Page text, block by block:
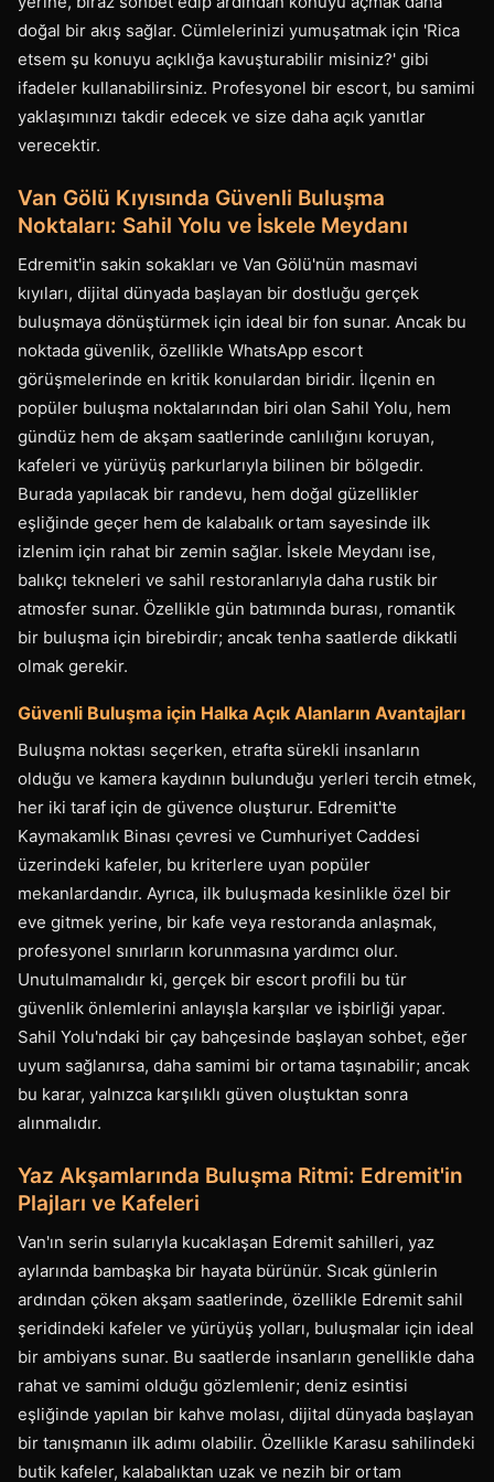
doğal bir akış sağlar. Cümlelerinizi yumuşatmak için 'Rica
etsem şu konuyu açıklığa kavuşturabilir misiniz?' gibi
ifadeler kullanabilirsiniz. Profesyonel bir escort, bu samimi
yaklaşımınızı takdir edecek ve size daha açık yanıtlar
verecektir.
Van Gölü Kıyısında Güvenli Buluşma
Noktaları: Sahil Yolu ve İskele Meydanı
Edremit'in sakin sokakları ve Van Gölü'nün masmavi
kıyıları, dijital dünyada başlayan bir dostluğu gerçek
buluşmaya dönüştürmek için ideal bir fon sunar. Ancak bu
noktada güvenlik, özellikle WhatsApp escort
görüşmelerinde en kritik konulardan biridir. İlçenin en
popüler buluşma noktalarından biri olan Sahil Yolu, hem
gündüz hem de akşam saatlerinde canlılığını koruyan,
kafeleri ve yürüyüş parkurlarıyla bilinen bir bölgedir.
Burada yapılacak bir randevu, hem doğal güzellikler
eşliğinde geçer hem de kalabalık ortam sayesinde ilk
izlenim için rahat bir zemin sağlar. İskele Meydanı ise,
balıkçı tekneleri ve sahil restoranlarıyla daha rustik bir
atmosfer sunar. Özellikle gün batımında burası, romantik
bir buluşma için birebirdir; ancak tenha saatlerde dikkatli
olmak gerekir.
Güvenli Buluşma için Halka Açık Alanların Avantajları
Buluşma noktası seçerken, etrafta sürekli insanların
olduğu ve kamera kaydının bulunduğu yerleri tercih etmek,
her iki taraf için de güvence oluşturur. Edremit'te
Kaymakamlık Binası çevresi ve Cumhuriyet Caddesi
üzerindeki kafeler, bu kriterlere uyan popüler
mekanlardandır. Ayrıca, ilk buluşmada kesinlikle özel bir
eve gitmek yerine, bir kafe veya restoranda anlaşmak,
profesyonel sınırların korunmasına yardımcı olur.
Unutulmamalıdır ki, gerçek bir escort profili bu tür
güvenlik önlemlerini anlayışla karşılar ve işbirliği yapar.
Sahil Yolu'ndaki bir çay bahçesinde başlayan sohbet, eğer
uyum sağlanırsa, daha samimi bir ortama taşınabilir; ancak
bu karar, yalnızca karşılıklı güven oluştuktan sonra
alınmalıdır.
Yaz Akşamlarında Buluşma Ritmi: Edremit'in
Plajları ve Kafeleri
Van'ın serin sularıyla kucaklaşan Edremit sahilleri, yaz
aylarında bambaşka bir hayata bürünür. Sıcak günlerin
ardından çöken akşam saatlerinde, özellikle Edremit sahil
şeridindeki kafeler ve yürüyüş yolları, buluşmalar için ideal
bir ambiyans sunar. Bu saatlerde insanların genellikle daha
rahat ve samimi olduğu gözlemlenir; deniz esintisi
eşliğinde yapılan bir kahve molası, dijital dünyada başlayan
bir tanışmanın ilk adımı olabilir. Özellikle Karasu sahilindeki
butik kafeler, kalabalıktan uzak ve nezih bir ortam